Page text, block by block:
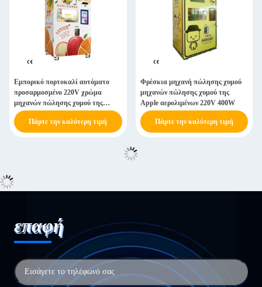
Εμπορικό πορτοκαλί αυτόματο
προσαρμοσμένο 220V χρώμα
μηχανών πώλησης χυμού της
Apple
Πάρτε την καλύτερη τιμή
Φρέσκια μηχανή πώλησης χυμού
μηχανών πώλησης χυμού της
Apple αερολιμένων 220V 400W
Πάρτε την καλύτερη τιμή
επαφή